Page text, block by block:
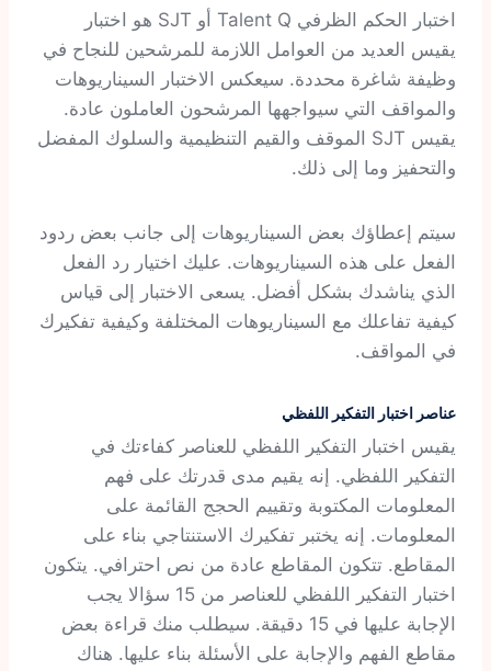
اختبار الحكم الظرفي Talent Q أو SJT هو اختبار
يقيس العديد من العوامل اللازمة للمرشحين للنجاح في
وظيفة شاغرة محددة. سيعكس الاختبار السيناريوهات
والمواقف التي سيواجهها المرشحون العاملون عادة.
يقيس SJT الموقف والقيم التنظيمية والسلوك المفضل
والتحفيز وما إلى ذلك.
سيتم إعطاؤك بعض السيناريوهات إلى جانب بعض ردود
الفعل على هذه السيناريوهات. عليك اختيار رد الفعل
الذي يناشدك بشكل أفضل. يسعى الاختبار إلى قياس
كيفية تفاعلك مع السيناريوهات المختلفة وكيفية تفكيرك
في المواقف.
عناصر اختبار التفكير اللفظي
يقيس اختبار التفكير اللفظي للعناصر كفاءتك في
التفكير اللفظي. إنه يقيم مدى قدرتك على فهم
المعلومات المكتوبة وتقييم الحجج القائمة على
المعلومات. إنه يختبر تفكيرك الاستنتاجي بناء على
المقاطع. تتكون المقاطع عادة من نص احترافي. يتكون
اختبار التفكير اللفظي للعناصر من 15 سؤالا يجب
الإجابة عليها في 15 دقيقة. سيطلب منك قراءة بعض
مقاطع الفهم والإجابة على الأسئلة بناء عليها. هناك